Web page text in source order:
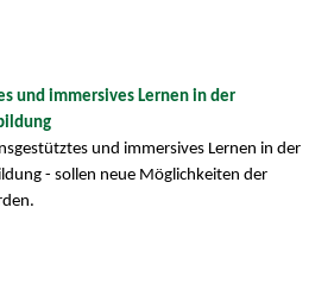
und immersives Lernen in der
und immersives Lernen in der
- sollen neue Möglichkeiten der